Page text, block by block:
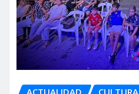
ACTUALIDAD CULTURA